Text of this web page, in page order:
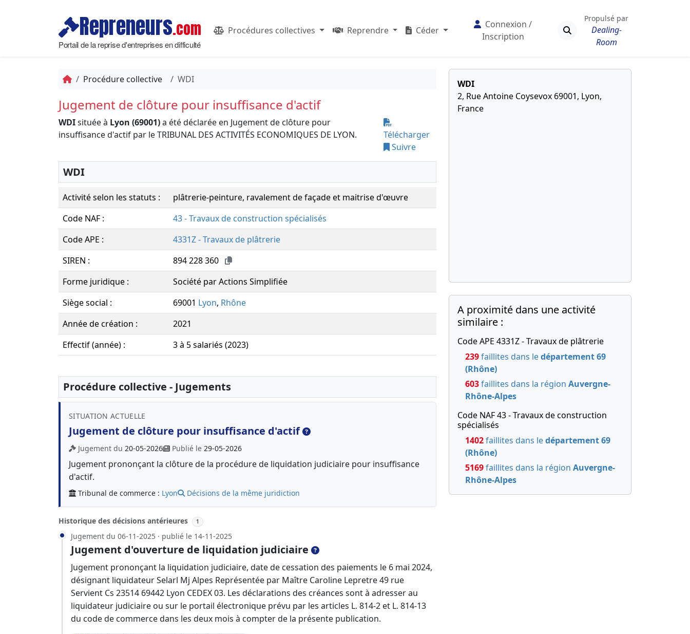
Repreneurs.com
Portail de la reprise d'entreprises en difficulté
Procédures collectives Reprendre Céder
Connexion /
Inscription
Propulsé par
Dealing-
Room
Procédure collective WDI
Jugement de clôture pour insuffisance d'actif
WDIsituée à Lyon (69001)a été déclarée en Jugement de clôture pour
insuffisance d'actif par le TRIBUNAL DES ACTIVITÉS ECONOMIQUES DE LYON.
Télécharger
Suivre
WDI
Activité selon les statuts :
plâtrerie-peinture, ravalement de façade et maitrise d'œuvre
Code NAF :
43 - Travaux de construction spécialisés
Code APE :
4331Z - Travaux de plâtrerie
SIREN :
894 228 360
Forme juridique :
Société par Actions Simplifiée
Siège social :
69001 Lyon, Rhône
Année de création :
2021
Effectif (année) :
3 à 5 salariés (2023)
Procédure collective - Jugements
SITUATION ACTUELLE
Jugement de clôture pour insuffisance d'actif
Jugement du 20-05-2026 Publié le 29-05-2026
Jugement prononçant la clôture de la procédure de liquidation judiciaire pour insuffisance
d'actif.
Tribunal de commerce : Lyon Décisions de la même juridiction
Historique des décisions antérieures 1
Jugement du 06-11-2025 · publié le 14-11-2025
Jugement d'ouverture de liquidation judiciaire
Jugement prononçant la liquidation judiciaire, date de cessation des paiements le 6 mai 2024,
désignant liquidateur Selarl Mj Alpes Représentée par Maître Caroline Lepretre 49 rue
Servient Cs 23514 69442 Lyon CEDEX 03. Les déclarations des créances sont à adresser au
liquidateur judiciaire ou sur le portail électronique prévu par les articles L. 814-2 et L. 814-13
du code de commerce dans les deux mois à compter de la présente publication.
WDI
2, Rue Antoine Coysevox 69001, Lyon,
France
A proximité dans une activité
similaire :
Code APE 4331Z - Travaux de plâtrerie
239faillites dans ledépartement 69
(Rhône)
603faillites dans la région Auvergne-
Rhône-Alpes
Code NAF 43 - Travaux de construction
spécialisés
1402faillites dans ledépartement 69
(Rhône)
5169faillites dans la région Auvergne-
Rhône-Alpes